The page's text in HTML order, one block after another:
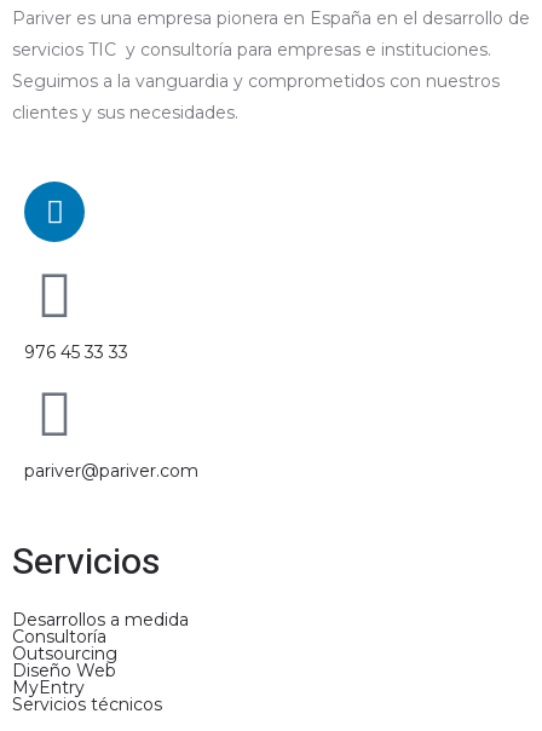
Pariver es una empresa pionera en España en el desarrollo de
servicios TIC y consultoría para empresas e instituciones.
Seguimos a la vanguardia y comprometidos con nuestros
clientes y sus necesidades.
L
i
k
e
d
n
976 45 33 33
pariver@pariver.com
Servicios
Desarrollos a medida
Consultoría
Outsourcing
Diseño Web
MyEntry
Servicios técnicos